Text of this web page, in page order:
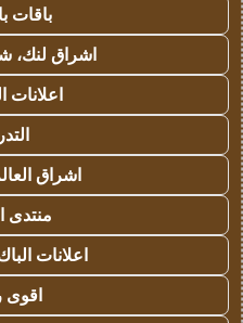
باقات
اشراق لنك،
اعلانات
اشراق
منتدى
اعلانات الباك
اقوى